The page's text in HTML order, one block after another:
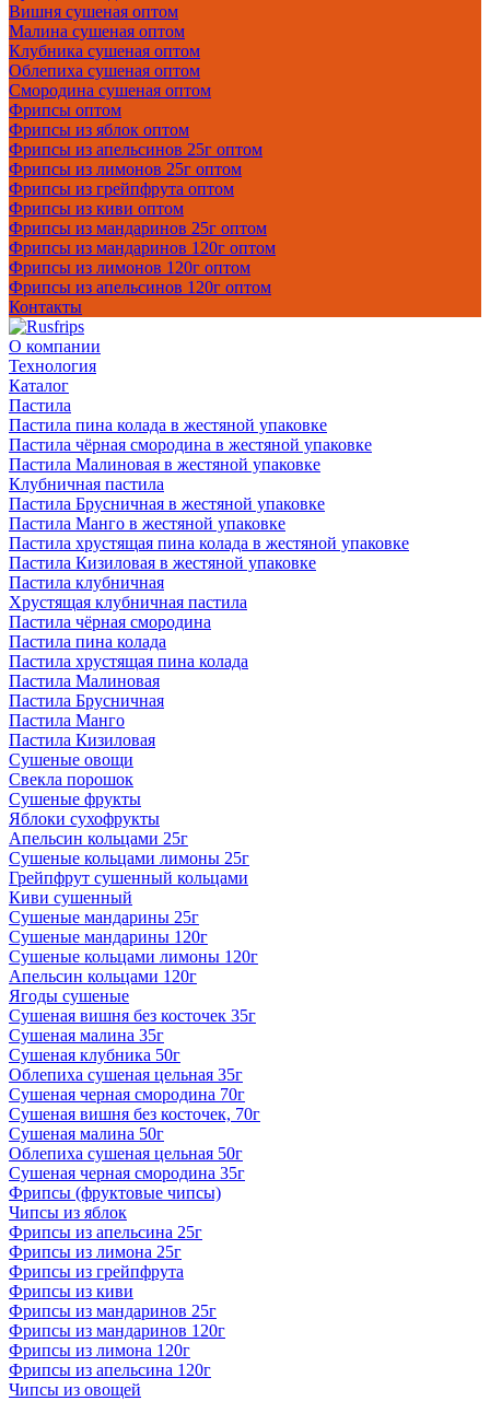
Вишня сушеная оптом
Малина сушеная оптом
Клубника сушеная оптом
Облепиха сушеная оптом
Смородина сушеная оптом
Фрипсы оптом
Фрипсы из яблок оптом
Фрипсы из апельсинов 25г оптом
Фрипсы из лимонов 25г оптом
Фрипсы из грейпфрута оптом
Фрипсы из киви оптом
Фрипсы из мандаринов 25г оптом
Фрипсы из мандаринов 120г оптом
Фрипсы из лимонов 120г оптом
Фрипсы из апельсинов 120г оптом
Контакты
О компании
Технология
Каталог
Пастила
Пастила пина колада в жестяной упаковке
Пастила чёрная смородина в жестяной упаковке
Пастила Малиновая в жестяной упаковке
Клубничная пастила
Пастила Брусничная в жестяной упаковке
Пастила Манго в жестяной упаковке
Пастила хрустящая пина колада в жестяной упаковке
Пастила Кизиловая в жестяной упаковке
Пастила клубничная
Хрустящая клубничная пастила
Пастила чёрная смородина
Пастила пина колада
Пастила хрустящая пина колада
Пастила Малиновая
Пастила Брусничная
Пастила Манго
Пастила Кизиловая
Сушеные овощи
Свекла порошок
Сушеные фрукты
Яблоки сухофрукты
Апельсин кольцами 25г
Сушеные кольцами лимоны 25г
Грейпфрут сушенный кольцами
Киви сушенный
Сушеные мандарины 25г
Сушеные мандарины 120г
Сушеные кольцами лимоны 120г
Апельсин кольцами 120г
Ягоды сушеные
Сушеная вишня без косточек 35г
Сушеная малина 35г
Сушеная клубника 50г
Облепиха сушеная цельная 35г
Сушеная черная смородина 70г
Сушеная вишня без косточек, 70г
Сушеная малина 50г
Облепиха сушеная цельная 50г
Сушеная черная смородина 35г
Фрипсы (фруктовые чипсы)
Чипсы из яблок
Фрипсы из апельсина 25г
Фрипсы из лимона 25г
Фрипсы из грейпфрута
Фрипсы из киви
Фрипсы из мандаринов 25г
Фрипсы из мандаринов 120г
Фрипсы из лимона 120г
Фрипсы из апельсина 120г
Чипсы из овощей